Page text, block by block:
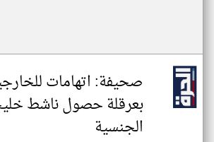
صحيفة: اتهامات
بعرقلة حصول ناشط
الجنسية